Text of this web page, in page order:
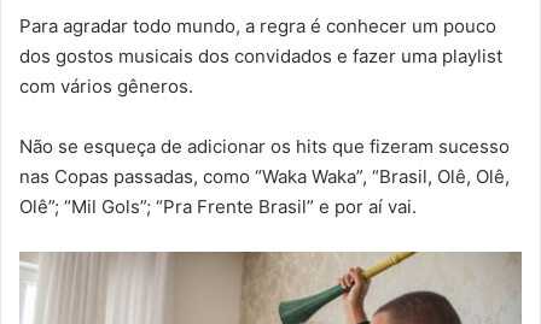
Para agradar todo mundo, a regra é conhecer um pouco
dos gostos musicais dos convidados e fazer uma playlist
com vários gêneros.
Não se esqueça de adicionar os hits que fizeram sucesso
nas Copas passadas, como “Waka Waka”, “Brasil, Olê, Olê,
Olê”; “Mil Gols”; “Pra Frente Brasil” e por aí vai.